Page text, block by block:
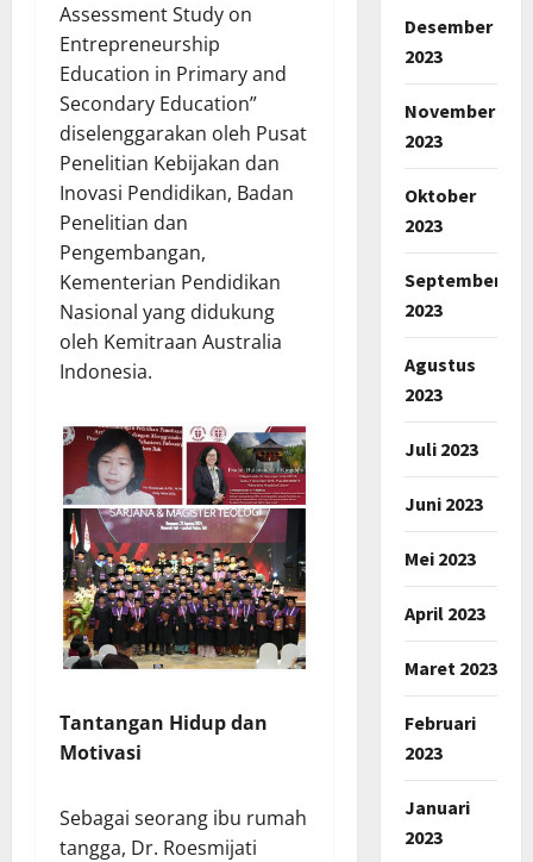
Assessment Study on
Entrepreneurship
Education in Primary and
Secondary Education”
diselenggarakan oleh Pusat
Penelitian Kebijakan dan
Inovasi Pendidikan, Badan
Penelitian dan
Pengembangan,
Kementerian Pendidikan
Nasional yang didukung
oleh Kemitraan Australia
Indonesia.
Tantangan Hidup dan
Motivasi
Sebagai seorang ibu rumah
tangga, Dr. Roesmijati
Desember
2023
November
2023
Oktober
2023
September
2023
Agustus
2023
Juli 2023
Juni 2023
Mei 2023
April 2023
Maret 2023
Februari
2023
Januari
2023